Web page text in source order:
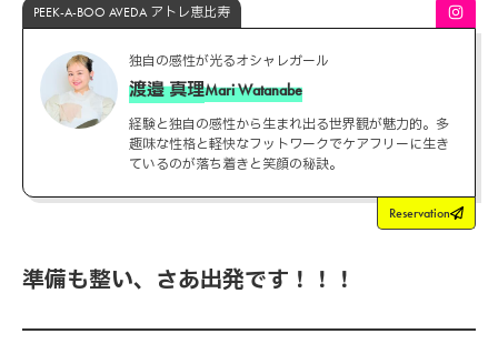
PEEK-A-BOO AVEDA アトレ恵比寿
独自の感性が光るオシャレガール
渡邉 真理Mari Watanabe
経験と独自の感性から生まれ出る世界観が魅力的。多
趣味な性格と軽快なフットワークでケアフリーに生き
ているのが落ち着きと笑顔の秘訣。
Reservation
準備も整い、さあ出発です！！！